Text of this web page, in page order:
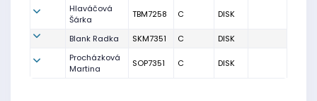
Hlaváčová
Šárka
TBM7258 C DISK
Blank Radka SKM7351 C
DISK
Procházková
Martina
SOP7351 C DISK